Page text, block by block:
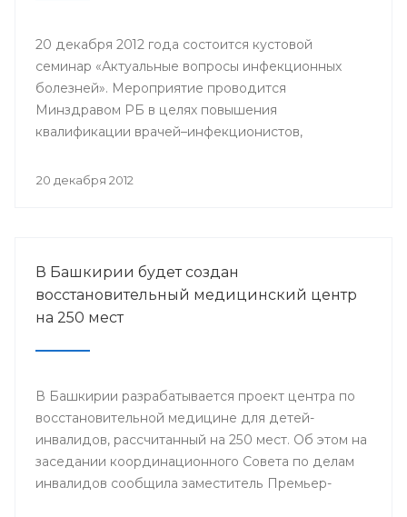
20 декабря 2012 года состоится кустовой
семинар «Актуальные вопросы инфекционных
болезней». Мероприятие проводится
Минздравом РБ в целях повышения
квалификации врачей–инфекционистов,
врачей станций скорой медицинской помощи
20 декабря 2012
В Башкирии будет создан
восстановительный медицинский центр
на 250 мест
В Башкирии разрабатывается проект центра по
восстановительной медицине для детей-
инвалидов, рассчитанный на 250 мест. Об этом на
заседании координационного Совета по делам
инвалидов сообщила заместитель Премьер-